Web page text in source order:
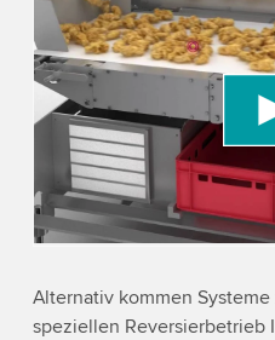
We need your
Video service!
We use a third party
content that may collect
Please review the
to watch this video.
Accept More
Alternativ kommen
speziellen Reversierbetrieb